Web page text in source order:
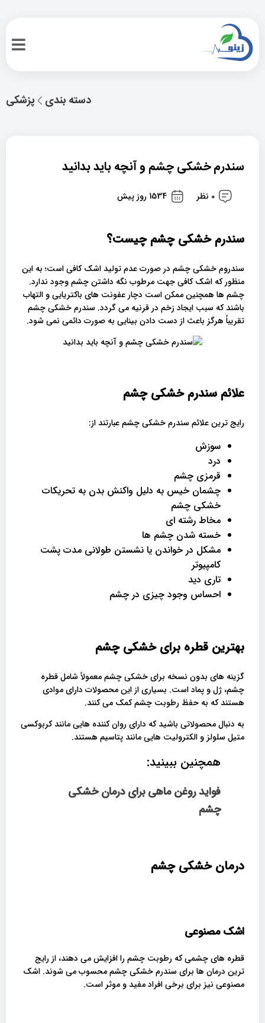
پزشکی دسته بندی
سندرم خشکی چشم و آنچه باید بدانید
0 نظر 1534 روز پیش
سندرمخشکی چشم چیست؟
سندروم خشکی چشم در صورت عدم تولید اشک کافی است؛ به این
منظور که اشک کافی جهت مرطوب نگه داشتن چشم وجود ندارد.
چشم ها همچنین ممکن است دچار عفونت های باکتریایی و التهاب
باشند که سبب ایجاد زخم در قرنیه می گردد. سندرم خشکی چشم
تقریباً هرگز باعث از دست دادن بینایی به صورت دائمی نمی شود.
علائم سندرم خشکی چشم
رایج ترین علائم سندرم خشکی چشم عبارتند از:
سوزش
درد
قرمزی چشم
چشمان خیس به دلیل واکنش بدن به تحریکات
خشکی چشم
مخاط رشته ای
خسته شدن چشم ها
مشکل در خواندن یا نشستن طولانی مدت پشت
کامپیوتر
تاری دید
احساس وجود چیزی در چشم
بهترین قطره برای خشکی چشم
گزینه های بدون نسخه برای خشکی چشم معمولاً شامل قطره
چشم، ژل و پماد است. بسیاری از این محصولات دارای موادی
هستند که به حفظ رطوبت چشم کمک می کنند.
به دنبال محصولاتی باشید که دارای روان کننده هایی مانند کربوکسی
متیل سلولز و الکترولیت هایی مانند پتاسیم هستند.
همچنین ببینید:
فواید روغن ماهی برای درمان خشکی
چشم
درمان خشکی چشم
اشک مصنوعی
قطره های چشمی که رطوبت چشم را افزایش می دهند، از رایج
ترین درمان ها برای سندرم خشکی چشم محسوب می شوند. اشک
مصنوعی نیز برای برخی افراد مفید و موثر است.